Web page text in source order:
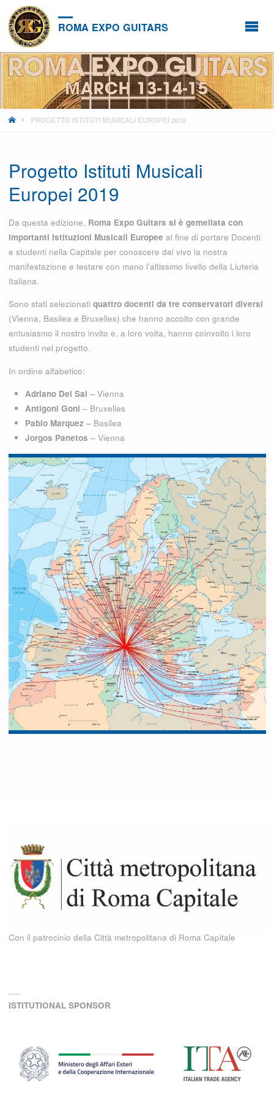
ROMA EXPO GUITARS
HOMEPROGETTO ISTITUTI MUSICALI EUROPEI 2019
Progetto Istituti Musicali
Europei 2019
Da questa edizione, Roma Expo Guitars si è gemellata con
importanti Istituzioni Musicali Europee al fine di portare Docenti
e studenti nella Capitale per conoscere dal vivo la nostra
manifestazione e testare con mano l’altissimo livello della Liuteria
Italiana.
Sono stati selezionati quattro docenti da tre conservatori diversi
(Vienna, Basilea e Bruxelles) che hanno accolto con grande
entusiasmo il nostro invito e, a loro volta, hanno coinvolto i loro
studenti nel progetto.
In ordine alfabetico:
Adriano Del Sal – Vienna
Antigoni Goni – Bruxelles
Pablo Marquez– Basilea
Jorgos Panetos – Vienna
Con il patrocinio della Città metropolitana di Roma Capitale
ISTITUTIONAL SPONSOR